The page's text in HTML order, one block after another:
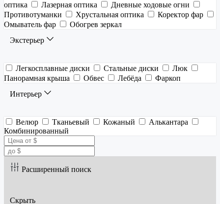
оптика
Лазерная оптика
Дневные ходовые огни
Противотуманки
Хрустальная оптика
Коректор фар
Омыватель фар
Обогрев зеркал
Экстерьер
Легкосплавные диски Стальные диски
Люк
Панорамная крыша
Обвес Лебёда
Фаркоп
Интерьер
Велюр Тканьевый Кожаный
Алькантара
Комбинированный
Расширенный поиск
Скрыть